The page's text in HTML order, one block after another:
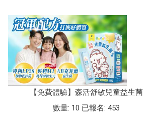
【免費體驗】森活舒敏兒童益生菌
數量: 10 已報名: 453